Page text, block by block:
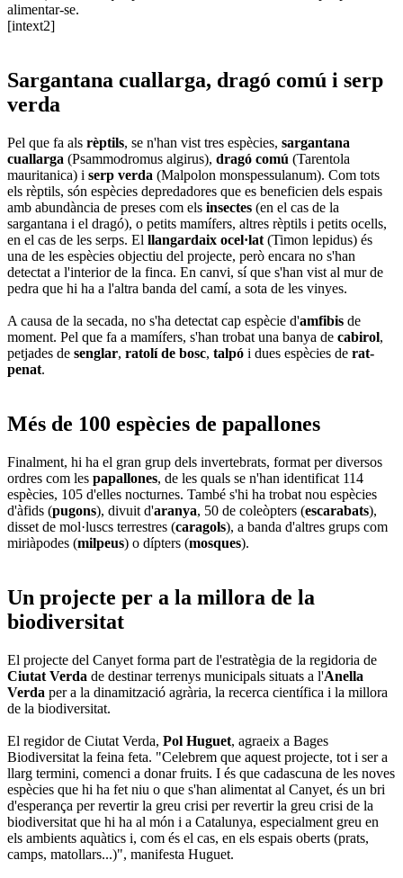
alimentar-se.
[intext2]
Sargantana cuallarga, dragó comú i serp
verda
Pel que fa als rèptils, se n'han vist tres espècies, sargantana
cuallarga (Psammodromus algirus), dragó comú (Tarentola
mauritanica) i serp verda (Malpolon monspessulanum). Com tots
els rèptils, són espècies depredadores que es beneficien dels espais
amb abundància de preses com els insectes (en el cas de la
sargantana i el dragó), o petits mamífers, altres rèptils i petits ocells,
en el cas de les serps. El llangardaix ocel·lat (Timon lepidus) és
una de les espècies objectiu del projecte, però encara no s'han
detectat a l'interior de la finca. En canvi, sí que s'han vist al mur de
pedra que hi ha a l'altra banda del camí, a sota de les vinyes.
A causa de la secada, no s'ha detectat cap espècie d'amfibis de
moment. Pel que fa a mamífers, s'han trobat una banya de cabirol,
petjades de senglar, ratolí de bosc, talpó i dues espècies de rat-
penat.
Més de 100 espècies de papallones
Finalment, hi ha el gran grup dels invertebrats, format per diversos
ordres com les papallones, de les quals se n'han identificat 114
espècies, 105 d'elles nocturnes. També s'hi ha trobat nou espècies
d'àfids (pugons), divuit d'aranya, 50 de coleòpters (escarabats),
disset de mol·luscs terrestres (caragols), a banda d'altres grups com
miriàpodes (milpeus) o dípters (mosques).
Un projecte per a la millora de la
biodiversitat
El projecte del Canyet forma part de l'estratègia de la regidoria de
Ciutat Verda de destinar terrenys municipals situats a l'Anella
Verda per a la dinamització agrària, la recerca científica i la millora
de la biodiversitat.
El regidor de Ciutat Verda, Pol Huguet, agraeix a Bages
Biodiversitat la feina feta. "Celebrem que aquest projecte, tot i ser a
llarg termini, comenci a donar fruits. I és que cadascuna de les noves
espècies que hi ha fet niu o que s'han alimentat al Canyet, és un bri
d'esperança per revertir la greu crisi per revertir la greu crisi de la
biodiversitat que hi ha al món i a Catalunya, especialment greu en
els ambients aquàtics i, com és el cas, en els espais oberts (prats,
camps, matollars...)", manifesta Huguet.